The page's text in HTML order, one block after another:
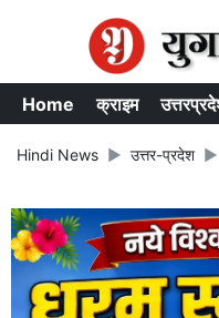
Home क्राइम
Hindi News उत्तर-प्रदेश